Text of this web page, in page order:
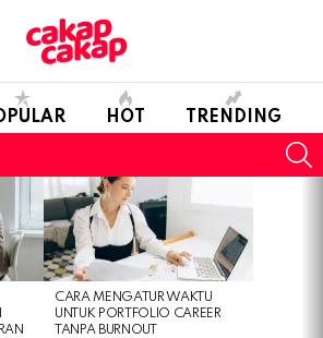
HOT TRENDING
CARA MENGATUR WAKTU
UNTUK PORTFOLIO CAREER
TANPA BURNOUT